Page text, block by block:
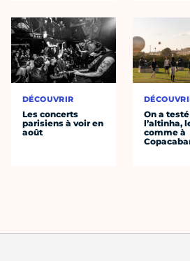
DÉCOUVRIR
Les concerts
parisiens à voir en
août
On a testé
l’altinha,
comme à